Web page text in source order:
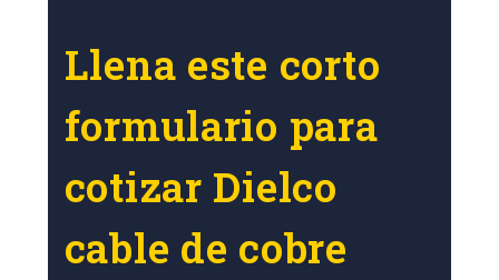
Llena este corto
formulario para
cotizar Dielco
cable de cobre